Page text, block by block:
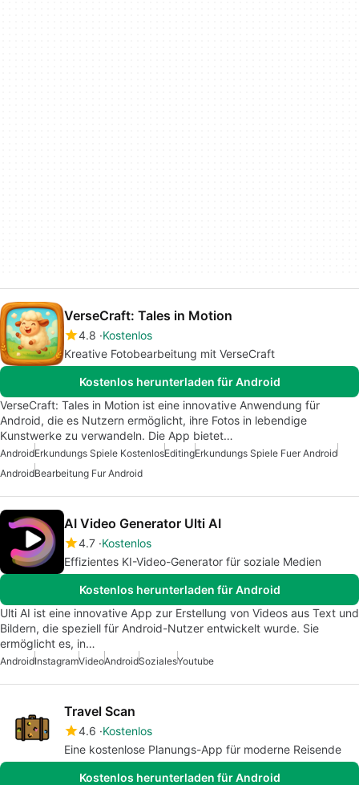
VerseCraft: Tales in Motion
4.8 Kostenlos
Kreative Fotobearbeitung mit VerseCraft
Kostenlos herunterladen für Android
VerseCraft: Tales in Motion ist eine innovative Anwendung für
Android, die es Nutzern ermöglicht, ihre Fotos in lebendige
Kunstwerke zu verwandeln. Die App bietet…
AndroidErkundungs Spiele KostenlosEditingErkundungs Spiele Fuer Android
AndroidBearbeitung Fur Android
AI Video Generator Ulti AI
4.7 Kostenlos
Effizientes KI-Video-Generator für soziale Medien
Kostenlos herunterladen für Android
Ulti AI ist eine innovative App zur Erstellung von Videos aus Text und
Bildern, die speziell für Android-Nutzer entwickelt wurde. Sie
ermöglicht es, in…
AndroidInstagramVideoAndroidSozialesYoutube
Travel Scan
4.6 Kostenlos
Eine kostenlose Planungs-App für moderne Reisende
Kostenlos herunterladen für Android